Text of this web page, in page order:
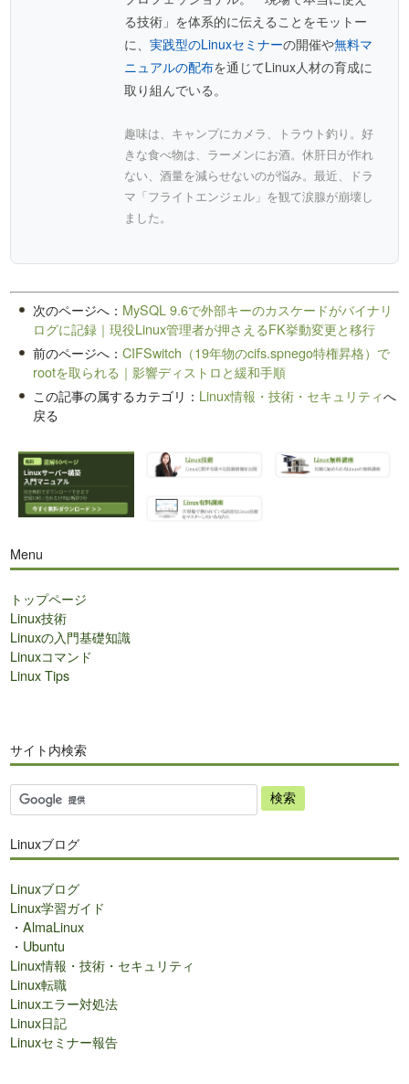
る技術」を体系的に伝えることをモットー
に、実践型のLinuxセミナーの開催や無料マ
ニュアルの配布を通じてLinux人材の育成に
取り組んでいる。
趣味は、キャンプにカメラ、トラウト釣り。好
きな食べ物は、ラーメンにお酒。休肝日が作れ
ない、酒量を減らせないのが悩み。最近、ドラ
マ「フライトエンジェル」を観て涙腺が崩壊し
ました。
次のページへ： MySQL 9.6で外部キーのカスケードがバイナリ
ログに記録｜現役Linux管理者が押さえるFK挙動変更と移行
前のページへ：CIFSwitch（19年物のcifs.spnego特権昇格）で
rootを取られる｜影響ディストロと緩和手順
この記事の属するカテゴリ： Linux情報・技術・セキュリティへ
戻る
Menu
トップページ
Linux技術
Linuxの入門基礎知識
Linuxコマンド
Linux Tips
サイト内検索
サ
イ
内
索
Linuxブログ
Linuxブログ
Linux学習ガイド
・AlmaLinux
・ Ubuntu
Linux情報・技術・セキュリティ
Linux転職
Linuxエラー対処法
Linux日記
Linuxセミナー報告